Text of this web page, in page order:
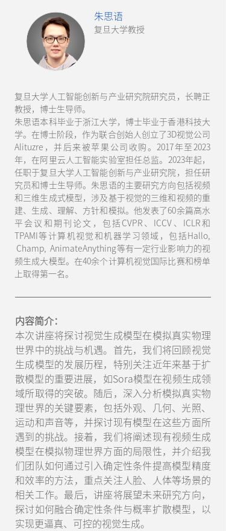
朱思语
复旦大学教授
复旦大学人工智能创新与产业研究院研究员，长聘正
教授，博士生导师。
朱思语本科毕业于浙江大学，博士毕业于香港科技大
学。在博士阶段，作为联合创始人创立了3D视觉公司
Alituzre，并后来被苹果公司收购。2017年至2023
年，在阿里云人工智能实验室担任总监。2023年起，
任职于复旦大学人工智能创新与产业研究院，担任研
究员和博士生导师。朱思语的主要研究方向包括视频
和三维生成式模型，涉及基于视觉的三维和视频的重
建、生成、理解、方针和模拟。他发表了60余篇高水
平会议和期刊论文，包括CVPR、ICCV、ICLR和
TPAMI等计算机视觉和机器学习领域，包括Hallo,
Champ, AnimateAnything等有一定行业影响力的视
频生成大模型。在40余个计算机视觉国际比赛和榜单
上取得第一名。
内容简介：
本次讲座将探讨视觉生成模型在模拟真实物理
世界中的挑战与机遇。首先，我们将回顾视觉
生成模型的发展历程，特别关注近年来基于扩
散模型的重要进展，如Sora模型在视频生成领
域所取得的突破。随后，深入分析模拟真实物
理世界的关键要素，包括外观、几何、光照、
运动和声音等，并探讨现有模型在这些方面所
遇到的挑战。接着，我们将阐述现有视频生成
模型在模拟物理世界方面的局限性，并介绍我
们团队如何通过引入确定性条件提高模型精度
和效率的方法，重点关注人脸、人体等场景的
相关工作。最后，讲座将展望未来研究方向，
探讨如何融合确定性条件与概率扩散模型，以
实现更逼真、可控的视觉生成。